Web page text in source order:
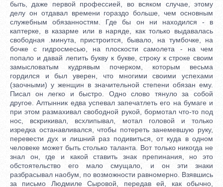
быть, даже первой профессией, во всяком случае, этому
делу он отдавал времени гораздо больше, чем основным
служебным обязанностям. Где бы он ни находился - в
каптерке, в казарме или в наряде, как только выдавалась
свободная .минута, пристроится, бывало, на тумбочке, на
бочке с гидросмесью, на плоскости самолета - на чем
попало и давай лепить букву к букве, строку к строке своим
замысловатым кудрявым почерком, которым весьма
гордился и был уверен, что многими своими успехами
(заочными) у женщин в значительной степени обязан ему.
Писал он легко и быстро. Одно слово тянуло за собой
другое. Алтынник едва успевал запечатлеть его на бумаге и
при этом размахивал свободной рукой, бормотал что-то под
нос, вскрикивал, всхлипывал, мотал головой и только
изредка останавливался, чтобы потереть занемевшую руку,
перевести дух и лишний раз подивиться, от куда в одном
человеке может быть столько таланта. Вот только никогда не
знал он, где и какой ставить знак препинания, но это
обстоятельство его мало смущало, и он эти знаки
разбрасывал наобум, по возможности равномерно. Взявшись
за письмо Людмиле Сыровой, передав ей, как обычно,